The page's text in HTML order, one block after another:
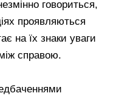
говориться,
проявляються
на їх знаки уваги
справою.